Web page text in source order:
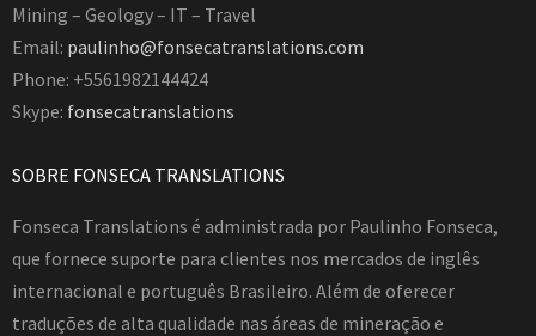
Mining – Geology – IT – Travel
Email: paulinho@fonsecatranslations.com
Phone: +5561982144424
Skype: fonsecatranslations
SOBRE FONSECA TRANSLATIONS
Fonseca Translations é administrada por Paulinho Fonseca,
que fornece suporte para clientes nos mercados de inglês
internacional e português Brasileiro. Além de oferecer
traduções de alta qualidade nas áreas de mineração e